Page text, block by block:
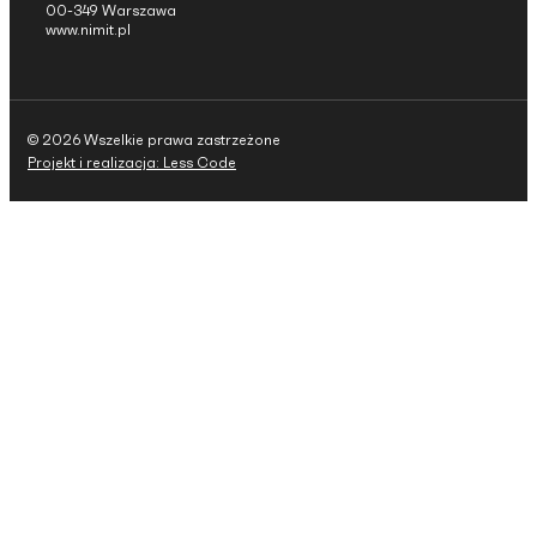
00-349 Warszawa
www.nimit.pl
© 2026 Wszelkie prawa zastrzeżone
Projekt i realizacja: Less Code